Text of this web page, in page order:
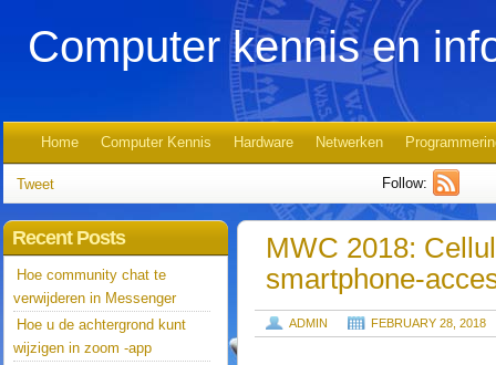
Computer kennis en
Home Computer Kennis Hardware Netwerken
Tweet Follow:
MWC 2018:
smartphone-
ADMIN FEBRUARY 28, 2018
Recent Posts
Hoe community chat te
verwijderen in Messenger
Hoe u de achtergrond kunt
wijzigen in zoom -app